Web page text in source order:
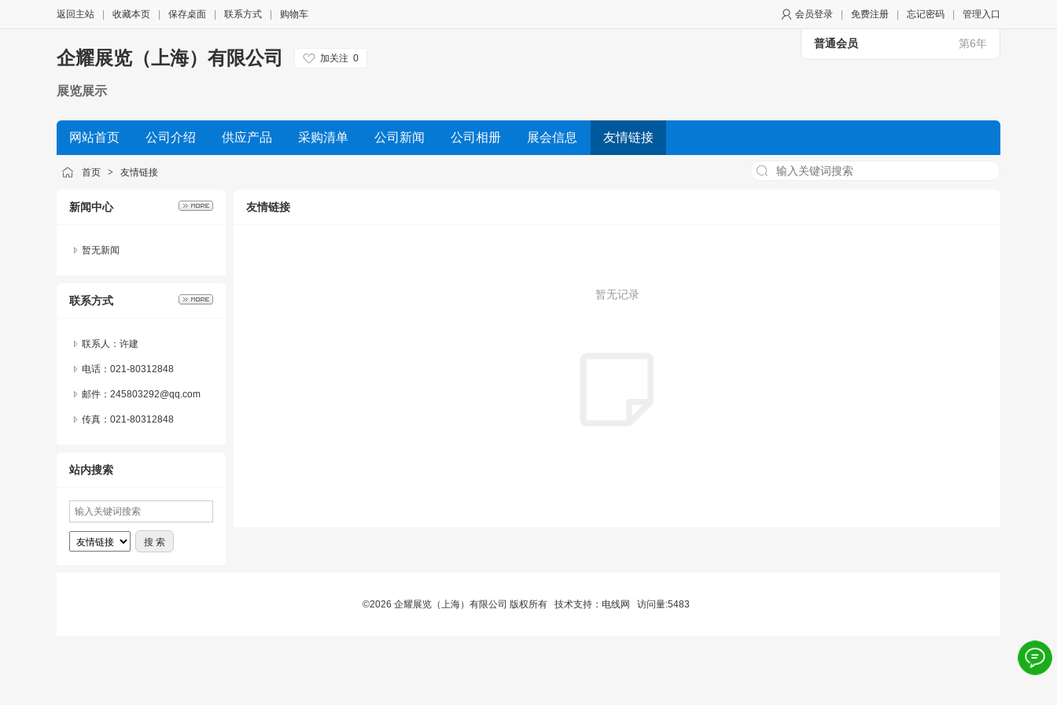
会员登录 免费注册 忘记密码 管理入口
返回主站 收藏本页 保存桌面 联系方式 购物车
普通会员 第6年
企耀展览（上海）有限公司 加关注 0
展览展示
网站首页 公司介绍 供应产品 采购清单 公司新闻 公司相册 展会信息 友情链接
首页 > 友情链接
新闻中心
暂无新闻
联系方式
联系人：许建
电话：021-80312848
邮件：245803292@qq.com
传真：021-80312848
站内搜索
友情链接
暂无记录
©2026 企耀展览（上海）有限公司 版权所有 技术支持： 电线网 访问量:5483